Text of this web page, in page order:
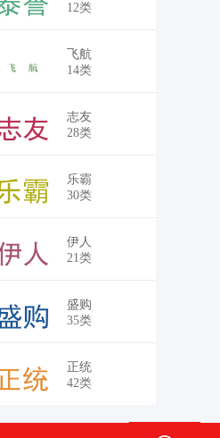
12类
飞航
14类
志友
28类
乐霸
30类
伊人
21类
盛购
35类
正统
42类